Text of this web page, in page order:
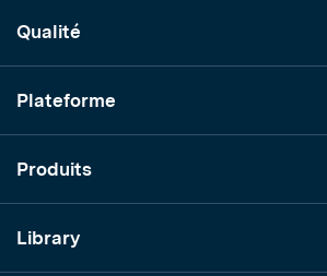
Qualité
Plateforme
Produits
Library